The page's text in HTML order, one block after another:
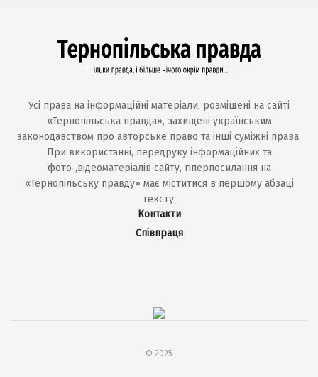
Усі права на інформаційні матеріали, розміщені на сайті
«Тернопільська правда», захищені українським
законодавством про авторське право та інші суміжні права.
При використанні, передруку інформаційних та
фото-,відеоматеріалів сайту, гіперпосилання на
«Тернопільську правду» має міститися в першому абзаці
тексту.
Контакти
Співпраця
© 2025